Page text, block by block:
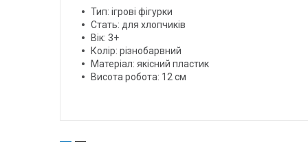
Тип: ігрові фігурки
Стать: для хлопчиків
Вік: 3+
Колір: різнобарвний
Матеріал: якісний пластик
Висота робота: 12 см